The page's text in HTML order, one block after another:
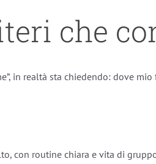
che
in realtà sta chiedendo: dove
con routine chiara e vita di